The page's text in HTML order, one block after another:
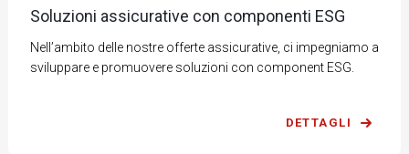
Soluzioni assicurative con componenti ESG
Nell’ambito delle nostre offerte assicurative, ci impegniamo a
sviluppare e promuovere soluzioni con component ESG.
DETTAGLI